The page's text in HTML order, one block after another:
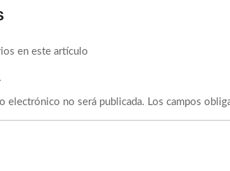
en este artículo
electrónico no será publicada. Los campos